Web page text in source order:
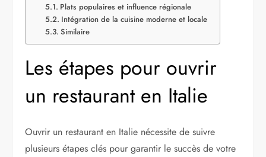
Plats populaires et influence régionale
Intégration de la cuisine moderne et locale
Similaire
Les étapes pour ouvrir
un restaurant en Italie
Ouvrir un restaurant en Italie nécessite de suivre
plusieurs étapes clés pour garantir le succès de votre